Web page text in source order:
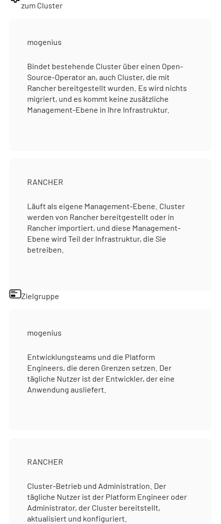
zum Cluster
mogenius
Bindet bestehende Cluster über einen Open-
Source-Operator an, auch Cluster, die mit
Rancher bereitgestellt wurden. Es wird nichts
migriert, und es kommt keine zusätzliche
Management-Ebene in Ihre Infrastruktur.
RANCHER
Läuft als eigene Management-Ebene. Cluster
werden von Rancher bereitgestellt oder in
Rancher importiert, und diese Management-
Ebene wird Teil der Infrastruktur, die Sie
betreiben.
Zielgruppe
mogenius
Entwicklungsteams und die Platform
Engineers, die deren Grenzen setzen. Der
tägliche Nutzer ist der Entwickler, der eine
Anwendung ausliefert.
RANCHER
Cluster-Betrieb und Administration. Der
tägliche Nutzer ist der Platform Engineer oder
Administrator, der Cluster bereitstellt,
aktualisiert und konfiguriert.